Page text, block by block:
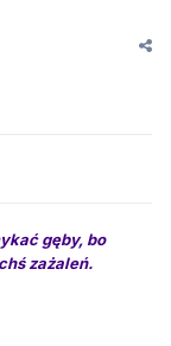
gęby, bo
zażaleń.